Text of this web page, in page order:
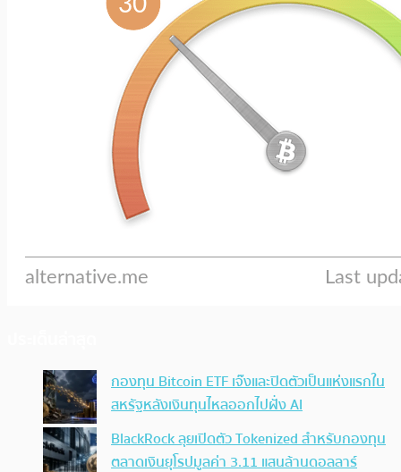
กองทุน Bitcoin ETF เจ๊งและปิดตัวเป็นแห่งแรกใน
สหรัฐหลังเงินทุนไหลออกไปฝั่ง AI
BlackRock ลุยเปิดตัว Tokenized สำหรับกองทุน
ตลาดเงินยุโรปมูลค่า 3.11 แสนล้านดอลลาร์